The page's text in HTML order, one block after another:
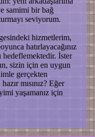
samimi bir bağ
seviyorum.
hizmetlerim,
hatırlayacağınız
hedeflemektedir. İster
sizin için en uygun
gerçekten
mısınız? Eğer
yaşamanız için